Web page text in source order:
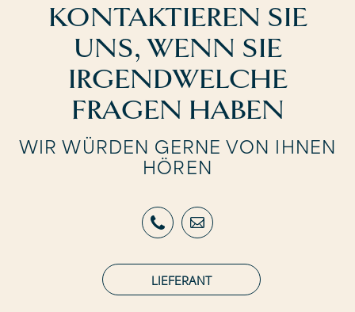
KONTAKTIEREN SIE
UNS, WENN SIE
IRGENDWELCHE
FRAGEN HABEN
WIR WÜRDEN GERNE VON IHNEN
HÖREN
LIEFERANT